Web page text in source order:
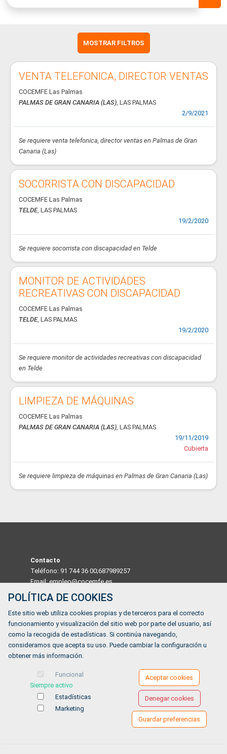
MOSTRAR FILTROS
VENTA TELEFONICA, DIRECTOR VENTAS
COCEMFE Las Palmas
PALMAS DE GRAN CANARIA (LAS), LAS PALMAS
2/9/2021
Se requiere venta telefonica, director ventas en Palmas de Gran
Canaria (Las)
SOCORRISTA CON DISCAPACIDAD
COCEMFE Las Palmas
TELDE, LAS PALMAS
19/2/2020
Se requiere socorrista con discapacidad en Telde
MONITOR DE ACTIVIDADES
RECREATIVAS CON DISCAPACIDAD
COCEMFE Las Palmas
TELDE, LAS PALMAS
19/2/2020
Se requiere monitor de actividades recreativas con discapacidad
en Telde
LIMPIEZA DE MÁQUINAS
COCEMFE Las Palmas
PALMAS DE GRAN CANARIA (LAS), LAS PALMAS
19/11/2019
Cubierta
Se requiere limpieza de máquinas en Palmas de Gran Canaria (Las)
Contacto
Teléfono: 91 744 36 00;687989257
Email: empleo@cocemfe.es
Dirección
Calle Luis Cabrera 63 Madrid 28002, MADRID, ESPAÑA
Horario
De lunes a viernes de 9:00 a 14:00
FORMULARIO DE CONTACTO
POLÍTICA DE COOKIES
Este sitio web utiliza cookies propias y de terceros para el correcto
funcionamiento y visualización del sitio web por parte del usuario, así
como la recogida de estadísticas. Si continúa navegando,
consideramos que acepta su uso. Puede cambiar la configuración u
obtener más información.
Funcional
Siempre activo
Estadísticas
Marketing
Aceptar cookies
Denegar cookies
Guardar preferencias